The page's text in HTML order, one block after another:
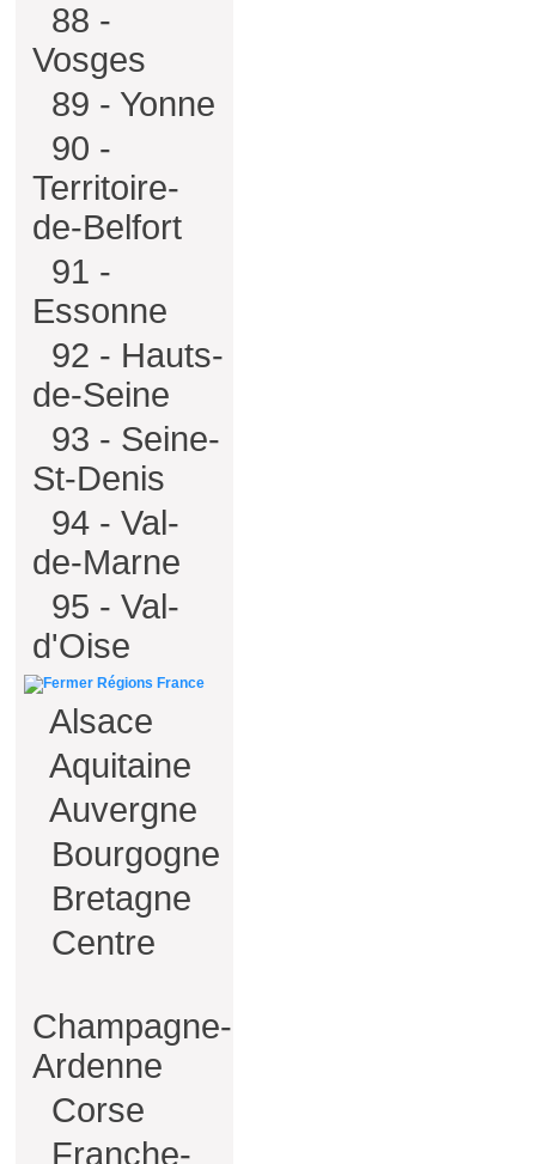
88 -
Vosges
89 - Yonne
90 -
Territoire-
de-Belfort
91 -
Essonne
92 - Hauts-
de-Seine
93 - Seine-
St-Denis
94 - Val-
de-Marne
95 - Val-
d'Oise
Régions France
Alsace
Aquitaine
Auvergne
Bourgogne
Bretagne
Centre
Champagne-
Ardenne
Corse
Franche-